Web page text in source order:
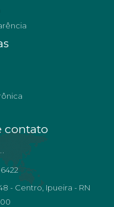
contato
- Centro, Ipueira - RN